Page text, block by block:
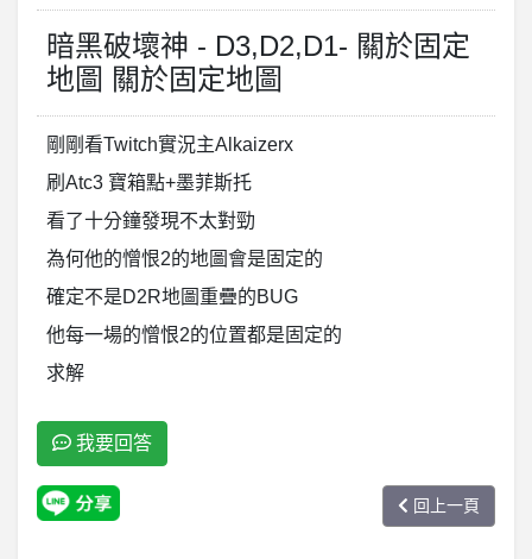
暗黑破壞神 - D3,D2,D1- 關於固定
地圖 關於固定地圖
剛剛看Twitch實況主Alkaizerx
刷Atc3 寶箱點+墨菲斯托
看了十分鐘發現不太對勁
為何他的憎恨2的地圖會是固定的
確定不是D2R地圖重疊的BUG
他每一場的憎恨2的位置都是固定的
求解
我要回答
回上一頁